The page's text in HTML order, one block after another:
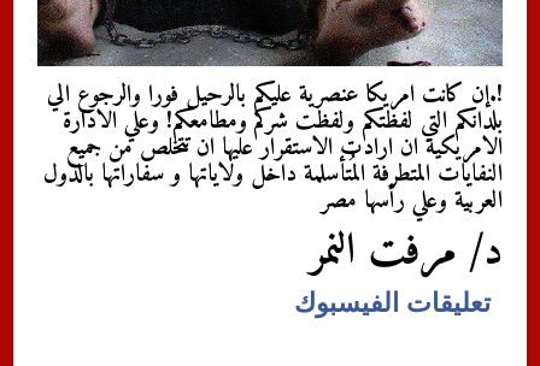
!.إن كانت امريكا عنصرية عليكم بالرحيل فورا والرجوع الي
بلدانكم التي لفظتكم ولفظت شركم ومطامعكم! وعلي الادارة
الامريكية ان ارادت الاستقرار عليها ان تتخلص من جميع
النفايات المتطرفة المُتأسلمة داخل ولاياتها و سفاراتها بالدول
العربية وعلي رأسها مصر
د/ مرفت النمر
تعليقات الفيسبوك